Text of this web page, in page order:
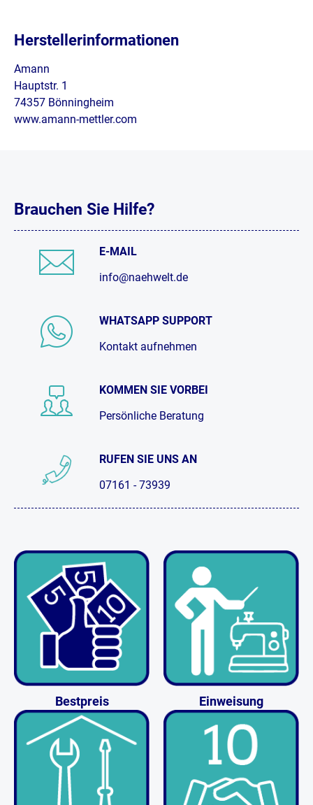
Herstellerinformationen
Amann
Hauptstr. 1
74357 Bönningheim
www.amann-mettler.com
Brauchen Sie Hilfe?
E-MAIL
info@naehwelt.de
WHATSAPP SUPPORT
Kontakt aufnehmen
KOMMEN SIE VORBEI
Persönliche Beratung
RUFEN SIE UNS AN
07161 - 73939
Bestpreis Einweisung